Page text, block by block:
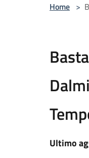
Home >
Ultimo